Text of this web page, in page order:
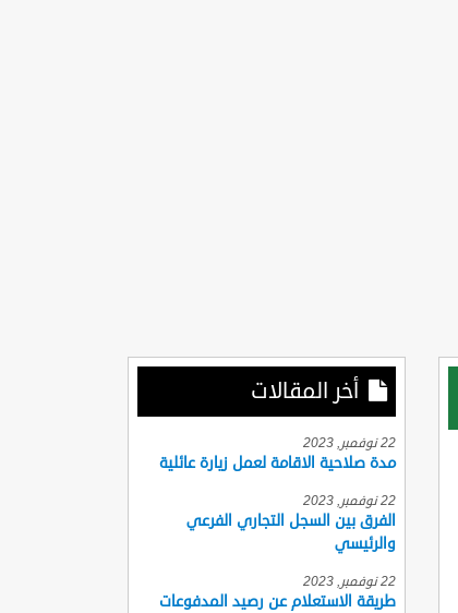
أخر المقالات
22 نوفمبر, 2023
مدة صلاحية الاقامة لعمل زيارة عائلية
22 نوفمبر, 2023
الفرق بين السجل التجاري الفرعي
والرئيسي
22 نوفمبر, 2023
طريقة الاستعلام عن رصيد المدفوعات